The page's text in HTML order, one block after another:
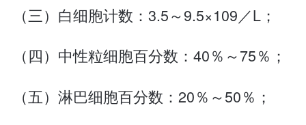
（三）白细胞计数：3.5～9.5×109／L；
（四）中性粒细胞百分数：40％～75％；
（五）淋巴细胞百分数：20％～50％；